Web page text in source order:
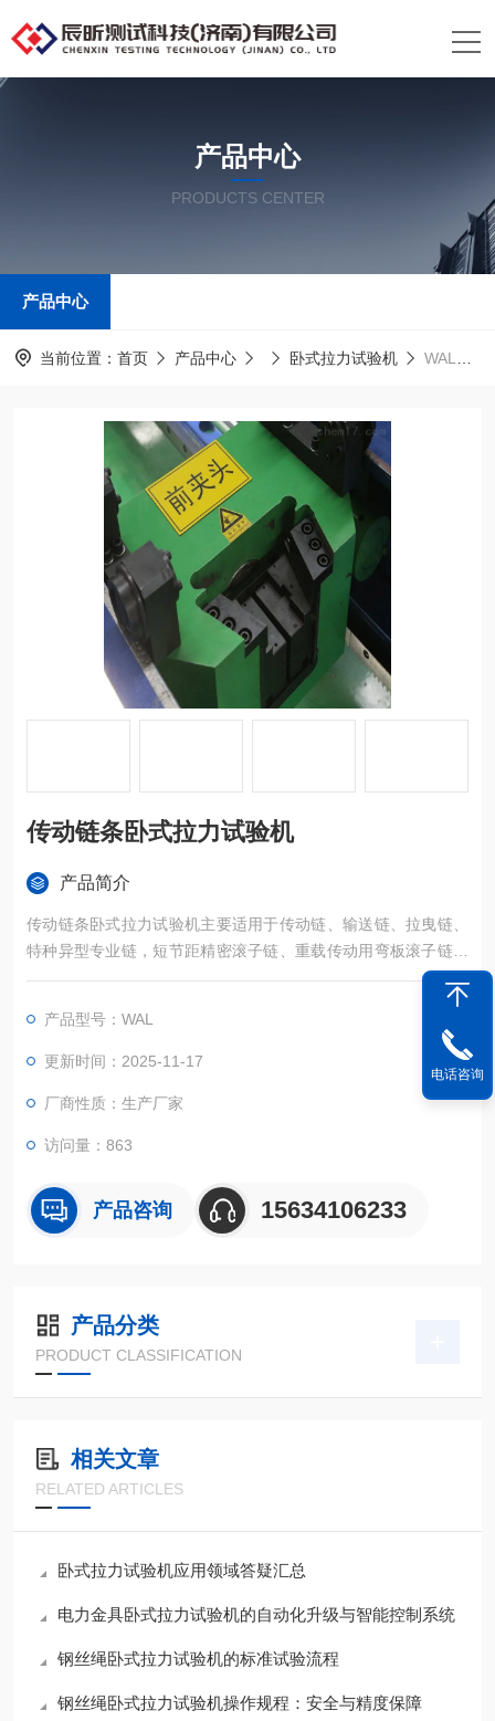
产品中心
PRODUCTS CENTER
产品中心
当前位置： 首页 产品中心 卧式拉力试验机 WAL传动链条卧式拉力试验机
传动链条卧式拉力试验机
产品简介
传动链条卧式拉力试验机主要适用于传动链、输送链、拉曳链、
特种异型专业链，短节距精密滚子链、重载传动用弯板滚子链、
水泥机械链、板式链、高强度圆环链/起重/提升/捞渣机/矿用、高
强度链条索具等，做拉断强度、抗拉强度、拉断伸长率、延伸
率、拉伸变形等力学性能的试验。
产品型号：WAL
更新时间：2025-11-17
厂商性质：生产厂家
访问量：863
产品咨询 15634106233
产品分类
PRODUCT CLASSIFICATION
相关文章
RELATED ARTICLES
卧式拉力试验机应用领域答疑汇总
电力金具卧式拉力试验机的自动化升级与智能控制系统
钢丝绳卧式拉力试验机的标准试验流程
钢丝绳卧式拉力试验机操作规程：安全与精度保障
电话咨询